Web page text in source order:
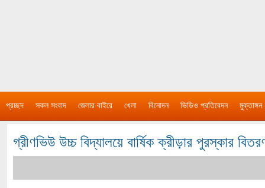
প্রচ্ছদ সকল সংবাদ জেলার বাইরে খেলা বিনোদন ভিডিও প্রতিবেদন মুক্তাঙ্গন
গ্রীণভিউ উচ্চ বিদ্যালয়ে বার্ষিক ক্রীড়ার পুরস্কার